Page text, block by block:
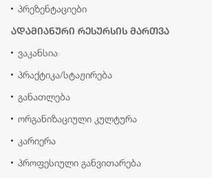
პრეზენტაციები
ადამიანური რესურსის მართვა
ვაკანსია
პრაქტიკა/სტაჟირება
განათლება
ორგანიზაციული კულტურა
კარიერა
პროფესიული განვითარება